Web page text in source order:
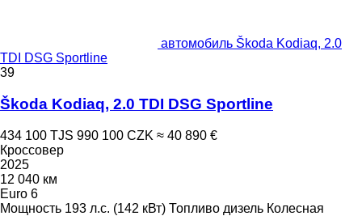
автомобиль Škoda Kodiaq, 2.0
TDI DSG Sportline
39
Škoda Kodiaq, 2.0 TDI DSG Sportline
434 100 TJS 990 100 CZK ≈ 40 890 €
Кроссовер
2025
12 040 км
Euro 6
Мощность 193 л.с. (142 кВт) Топливо дизель Колесная